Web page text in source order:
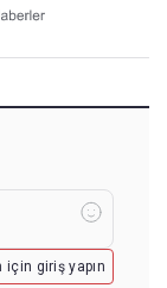
için giriş yapın